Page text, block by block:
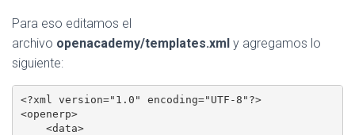
Para eso editamos el
archivo openacademy/templates.xml y agregamos lo
siguiente:
<?xml version="1.0" encoding="UTF-8"?>
<openerp>
    <data>